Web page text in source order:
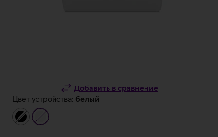
Добавить в сравнение
Цвет устройства: белый
чёрныйбелый